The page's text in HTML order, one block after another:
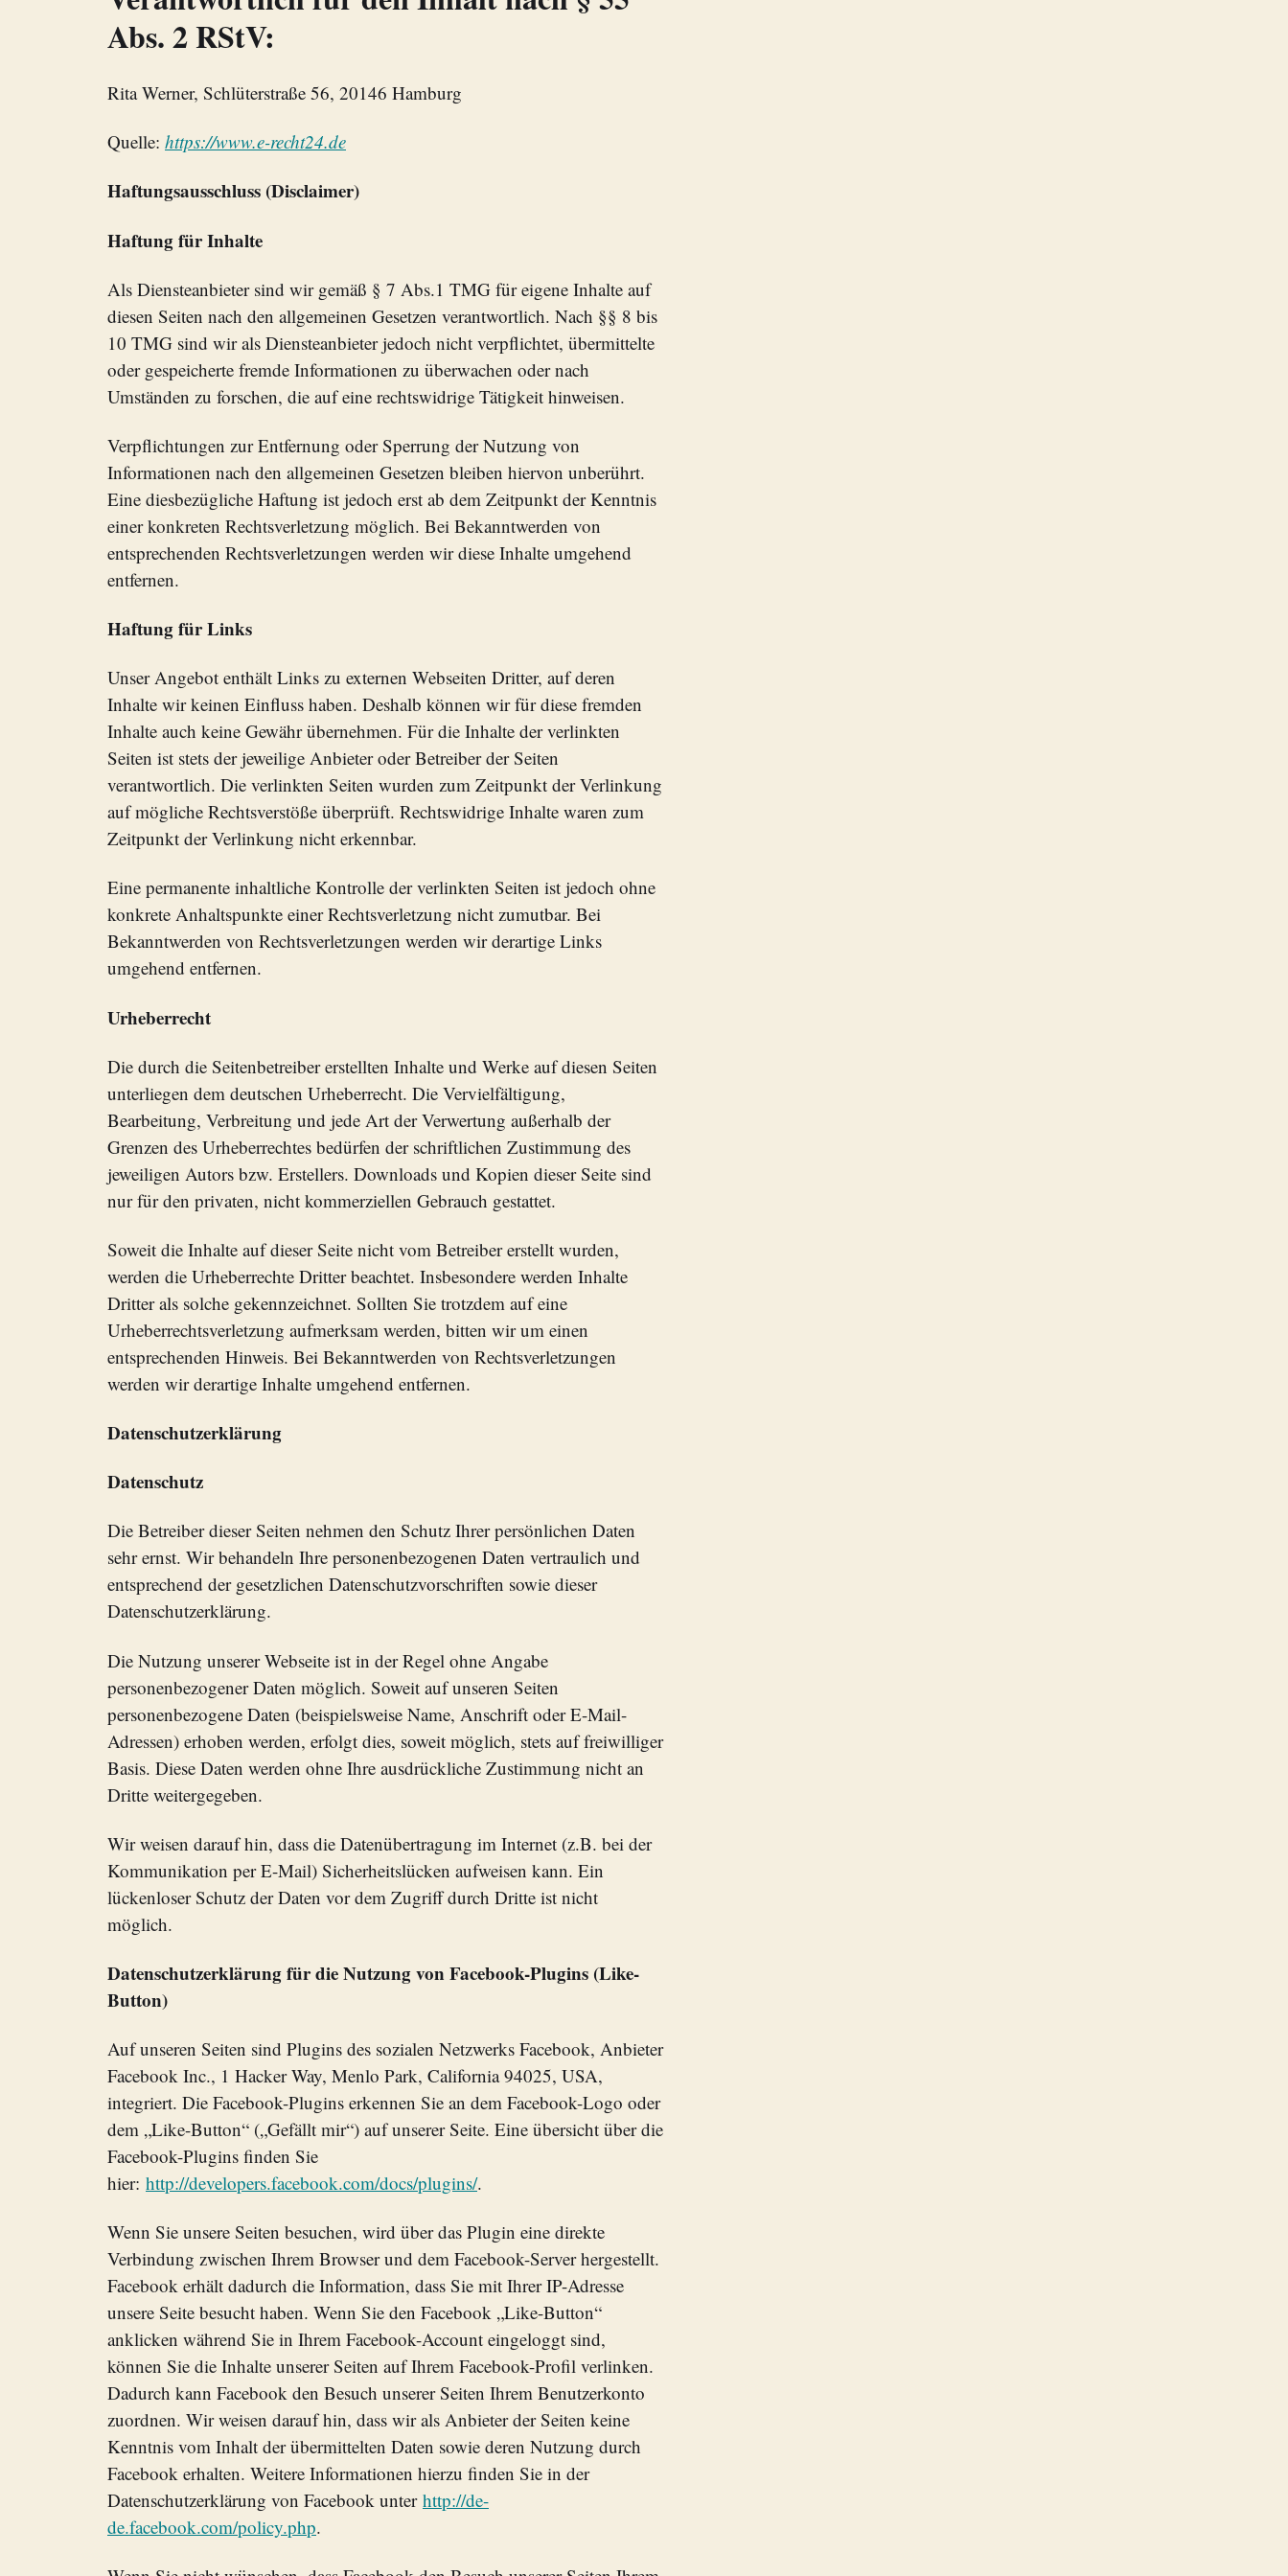
Abs. 2 RStV:
Rita Werner, Schlüterstraße 56, 20146 Hamburg
Quelle: https://www.e-recht24.de
Haftungsausschluss (Disclaimer)
Haftung für Inhalte
Als Diensteanbieter sind wir gemäß § 7 Abs.1 TMG für eigene Inhalte auf
diesen Seiten nach den allgemeinen Gesetzen verantwortlich. Nach §§ 8 bis
10 TMG sind wir als Diensteanbieter jedoch nicht verpflichtet, übermittelte
oder gespeicherte fremde Informationen zu überwachen oder nach
Umständen zu forschen, die auf eine rechtswidrige Tätigkeit hinweisen.
Verpflichtungen zur Entfernung oder Sperrung der Nutzung von
Informationen nach den allgemeinen Gesetzen bleiben hiervon unberührt.
Eine diesbezügliche Haftung ist jedoch erst ab dem Zeitpunkt der Kenntnis
einer konkreten Rechtsverletzung möglich. Bei Bekanntwerden von
entsprechenden Rechtsverletzungen werden wir diese Inhalte umgehend
entfernen.
Haftung für Links
Unser Angebot enthält Links zu externen Webseiten Dritter, auf deren
Inhalte wir keinen Einfluss haben. Deshalb können wir für diese fremden
Inhalte auch keine Gewähr übernehmen. Für die Inhalte der verlinkten
Seiten ist stets der jeweilige Anbieter oder Betreiber der Seiten
verantwortlich. Die verlinkten Seiten wurden zum Zeitpunkt der Verlinkung
auf mögliche Rechtsverstöße überprüft. Rechtswidrige Inhalte waren zum
Zeitpunkt der Verlinkung nicht erkennbar.
Eine permanente inhaltliche Kontrolle der verlinkten Seiten ist jedoch ohne
konkrete Anhaltspunkte einer Rechtsverletzung nicht zumutbar. Bei
Bekanntwerden von Rechtsverletzungen werden wir derartige Links
umgehend entfernen.
Urheberrecht
Die durch die Seitenbetreiber erstellten Inhalte und Werke auf diesen Seiten
unterliegen dem deutschen Urheberrecht. Die Vervielfältigung,
Bearbeitung, Verbreitung und jede Art der Verwertung außerhalb der
Grenzen des Urheberrechtes bedürfen der schriftlichen Zustimmung des
jeweiligen Autors bzw. Erstellers. Downloads und Kopien dieser Seite sind
nur für den privaten, nicht kommerziellen Gebrauch gestattet.
Soweit die Inhalte auf dieser Seite nicht vom Betreiber erstellt wurden,
werden die Urheberrechte Dritter beachtet. Insbesondere werden Inhalte
Dritter als solche gekennzeichnet. Sollten Sie trotzdem auf eine
Urheberrechtsverletzung aufmerksam werden, bitten wir um einen
entsprechenden Hinweis. Bei Bekanntwerden von Rechtsverletzungen
werden wir derartige Inhalte umgehend entfernen.
Datenschutzerklärung
Datenschutz
Die Betreiber dieser Seiten nehmen den Schutz Ihrer persönlichen Daten
sehr ernst. Wir behandeln Ihre personenbezogenen Daten vertraulich und
entsprechend der gesetzlichen Datenschutzvorschriften sowie dieser
Datenschutzerklärung.
Die Nutzung unserer Webseite ist in der Regel ohne Angabe
personenbezogener Daten möglich. Soweit auf unseren Seiten
personenbezogene Daten (beispielsweise Name, Anschrift oder E-Mail-
Adressen) erhoben werden, erfolgt dies, soweit möglich, stets auf freiwilliger
Basis. Diese Daten werden ohne Ihre ausdrückliche Zustimmung nicht an
Dritte weitergegeben.
Wir weisen darauf hin, dass die Datenübertragung im Internet (z.B. bei der
Kommunikation per E-Mail) Sicherheitslücken aufweisen kann. Ein
lückenloser Schutz der Daten vor dem Zugriff durch Dritte ist nicht
möglich.
Datenschutzerklärung für die Nutzung von Facebook-Plugins (Like-
Button)
Auf unseren Seiten sind Plugins des sozialen Netzwerks Facebook, Anbieter
Facebook Inc., 1 Hacker Way, Menlo Park, California 94025, USA,
integriert. Die Facebook-Plugins erkennen Sie an dem Facebook-Logo oder
dem „Like-Button“ („Gefällt mir“) auf unserer Seite. Eine übersicht über die
Facebook-Plugins finden Sie
hier: http://developers.facebook.com/docs/plugins/.
Wenn Sie unsere Seiten besuchen, wird über das Plugin eine direkte
Verbindung zwischen Ihrem Browser und dem Facebook-Server hergestellt.
Facebook erhält dadurch die Information, dass Sie mit Ihrer IP-Adresse
unsere Seite besucht haben. Wenn Sie den Facebook „Like-Button“
anklicken während Sie in Ihrem Facebook-Account eingeloggt sind,
können Sie die Inhalte unserer Seiten auf Ihrem Facebook-Profil verlinken.
Dadurch kann Facebook den Besuch unserer Seiten Ihrem Benutzerkonto
zuordnen. Wir weisen darauf hin, dass wir als Anbieter der Seiten keine
Kenntnis vom Inhalt der übermittelten Daten sowie deren Nutzung durch
Facebook erhalten. Weitere Informationen hierzu finden Sie in der
Datenschutzerklärung von Facebook unter http://de-
de.facebook.com/policy.php.